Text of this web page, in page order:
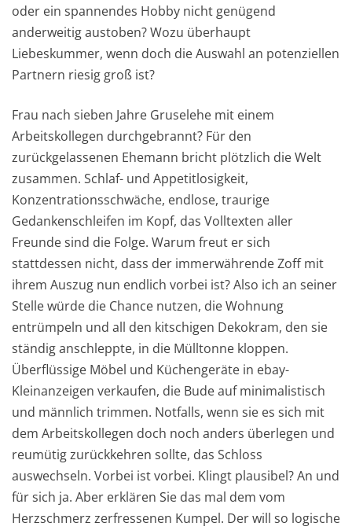
oder ein spannendes Hobby nicht genügend
anderweitig austoben? Wozu überhaupt
Liebeskummer, wenn doch die Auswahl an potenziellen
Partnern riesig groß ist?
Frau nach sieben Jahre Gruselehe mit einem
Arbeitskollegen durchgebrannt? Für den
zurückgelassenen Ehemann bricht plötzlich die Welt
zusammen. Schlaf- und Appetitlosigkeit,
Konzentrationsschwäche, endlose, traurige
Gedankenschleifen im Kopf, das Volltexten aller
Freunde sind die Folge. Warum freut er sich
stattdessen nicht, dass der immerwährende Zoff mit
ihrem Auszug nun endlich vorbei ist? Also ich an seiner
Stelle würde die Chance nutzen, die Wohnung
entrümpeln und all den kitschigen Dekokram, den sie
ständig anschleppte, in die Mülltonne kloppen.
Überflüssige Möbel und Küchengeräte in ebay-
Kleinanzeigen verkaufen, die Bude auf minimalistisch
und männlich trimmen. Notfalls, wenn sie es sich mit
dem Arbeitskollegen doch noch anders überlegen und
reumütig zurückkehren sollte, das Schloss
auswechseln. Vorbei ist vorbei. Klingt plausibel? An und
für sich ja. Aber erklären Sie das mal dem vom
Herzschmerz zerfressenen Kumpel. Der will so logische